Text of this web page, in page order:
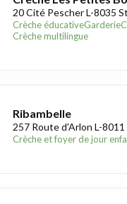
20 Cité Pescher L-8035
Crèche éducativeGarderie
Crèche multilingue
Ribambelle
257 Route d'Arlon L-
Crèche et foyer de jour